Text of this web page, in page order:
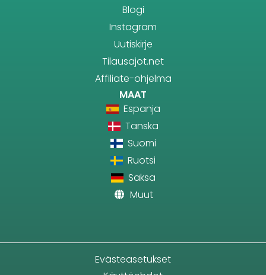
Blogi
Instagram
Uutiskirje
Tilausajot.net
Affiliate-ohjelma
MAAT
Espanja
Tanska
Suomi
Ruotsi
Saksa
Muut
Evästeasetukset